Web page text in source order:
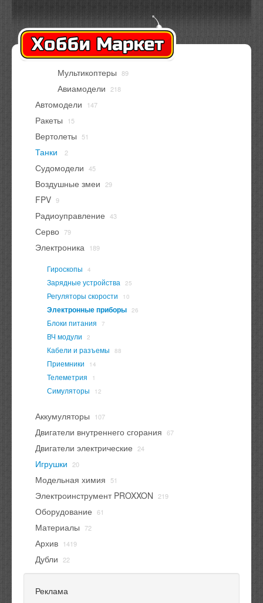
Оплата Доставка
Контакты
Вход
Регистрация
В корзине
Мультикоптеры 89
Авиамодели 218
Автомодели 147
Ракеты 15
Вертолеты 51
Танки 2
Судомодели 45
Воздушные змеи 29
FPV 9
Радиоуправление 43
Серво 79
Электроника 189
Гироскопы 4
Зарядные устройства 25
Регуляторы скорости 10
Электронные приборы 26
Блоки питания 7
ВЧ модули 2
Кабели и разъемы 88
Приемники 14
Телеметрия 1
Симуляторы 12
Аккумуляторы 107
Двигатели внутреннего сгорания 67
Двигатели электрические 24
Игрушки 20
Модельная химия 51
Электроинструмент PROXXON 219
Оборудование 61
Материалы 72
Архив 1419
Дубли 22
Реклама